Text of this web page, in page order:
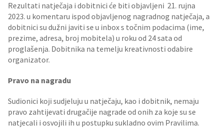
Rezultati natječaja i dobitnici će biti objavljeni 21. rujna
2023. u komentaru ispod objavljenog nagradnog natječaja, a
dobitnici su dužni javiti se u inbox s točnim podacima (ime,
prezime, adresa, broj mobitela) u roku od 24 sata od
proglašenja. Dobitnika na temelju kreativnosti odabire
organizator.
Pravo na nagradu
Sudionici koji sudjeluju u natječaju, kao i dobitnik, nemaju
pravo zahtijevati drugačije nagrade od onih za koje su se
natjecali i osvojili ih u postupku sukladno ovim Pravilima.